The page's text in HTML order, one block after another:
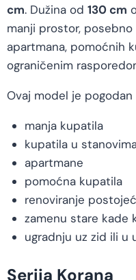
cm. Dužina od 130 cm
manji prostor,
apartmana, pomoćnih
ograničenim
Ovaj model je pogodan
manja kupatila
kupatila u
apartmane
pomoćna kupatila
renoviranje
zamenu stare kade
ugradnju uz zid ili u
Serija Korana